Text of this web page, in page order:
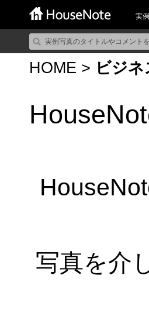
実
HOME > ビジ
写真を介